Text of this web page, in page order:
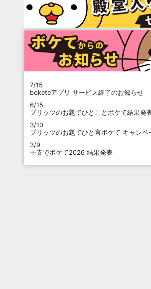
7/15
boketeアプリ サービス終了のお知らせ
6/15
プリッツのお題でひとことボケて結果発
3/10
プリッツのお題でひと言ボケて キャンペ
3/9
干支でボケて2026 結果発表